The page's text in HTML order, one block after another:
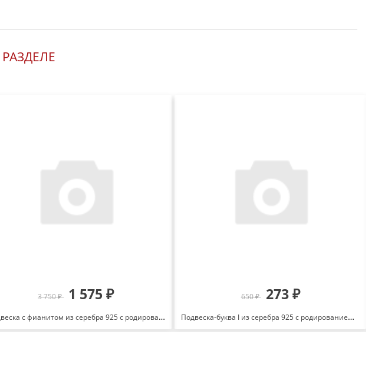
3 750 ₽ 1 575 ₽
Подвеска с фианитом из серебра 925 с родированием И3-1331-23-61
650 ₽ 273 ₽
Подвеска-буква I из серебра 925 с родированием 3000-3044